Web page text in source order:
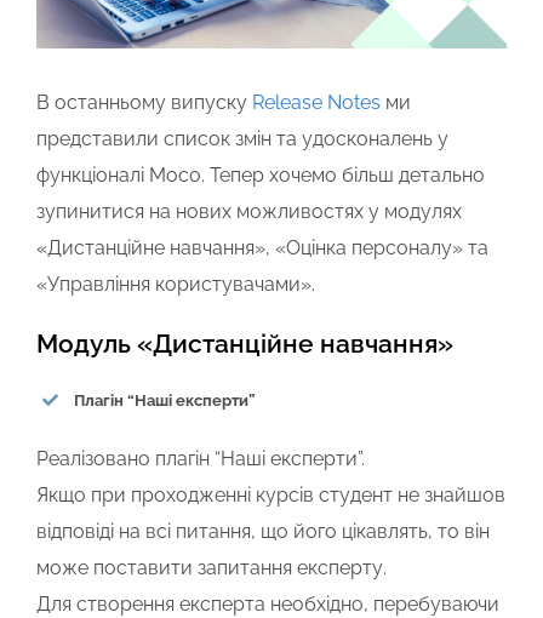
В останньому випуску Release Notes ми
представили список змін та удосконалень у
функціоналі Moco. Тепер хочемо більш детально
зупинитися на нових можливостях у модулях
«Дистанційне навчання», «Оцінка персоналу» та
«Управління користувачами».
Модуль «Дистанційне навчання»
Плагін “Наші експерти”
Реалізовано плагін “Наші експерти”.
Якщо при проходженні курсів студент не знайшов
відповіді на всі питання, що його цікавлять, то він
може поставити запитання експерту.
Для створення експерта необхідно, перебуваючи